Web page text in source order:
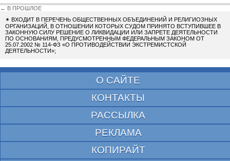
← В ПРОШЛОЕ
✴ ВХОДИТ В ПЕРЕЧЕНЬ ОБЩЕСТВЕННЫХ ОБЪЕДИНЕНИЙ И РЕЛИГИОЗНЫХ
ОРГАНИЗАЦИЙ, В ОТНОШЕНИИ КОТОРЫХ СУДОМ ПРИНЯТО ВСТУПИВШЕЕ В
ЗАКОННУЮ СИЛУ РЕШЕНИЕ О ЛИКВИДАЦИИ ИЛИ ЗАПРЕТЕ ДЕЯТЕЛЬНОСТИ
ПО ОСНОВАНИЯМ, ПРЕДУСМОТРЕННЫМ ФЕДЕРАЛЬНЫМ ЗАКОНОМ ОТ
25.07.2002 № 114-ФЗ «О ПРОТИВОДЕЙСТВИИ ЭКСТРЕМИСТСКОЙ
ДЕЯТЕЛЬНОСТИ»;
О САЙТЕ
КОНТАКТЫ
РАССЫЛКА
РЕКЛАМА
КОПИРАЙТ